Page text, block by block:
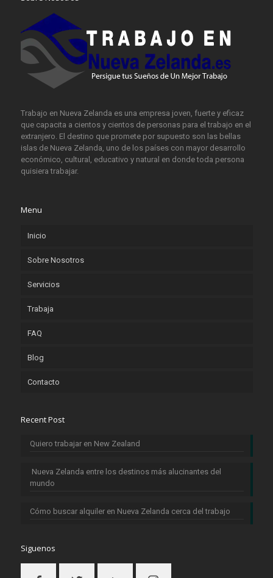
Trabajo en Nueva Zelanda es una empresa joven, fuerte y eficaz
que capacita a cientos y cientos de personas para el trabajo en el
extranjero. El destino que promete por supuesto son las bellas
islas de Nueva Zelanda, uno de los países con mayor desarrollo
económico, cultural, educativo y natural en donde toda persona
quisiera trabajar.
Menu
Inicio
Sobre Nosotros
Servicios
Trabaja
FAQ
Blog
Contacto
Recent Post
Quiero trabajar en New Zealand
Nueva Zelanda entre los destinos más alucinantes del
mundo
Cómo buscar alquiler en Nueva Zelanda cerca del trabajo
Siguenos